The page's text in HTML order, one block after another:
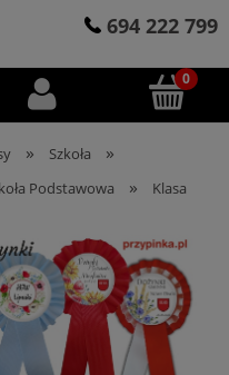
694 222 799
» Szkoła »
Podstawowa »
Klasa